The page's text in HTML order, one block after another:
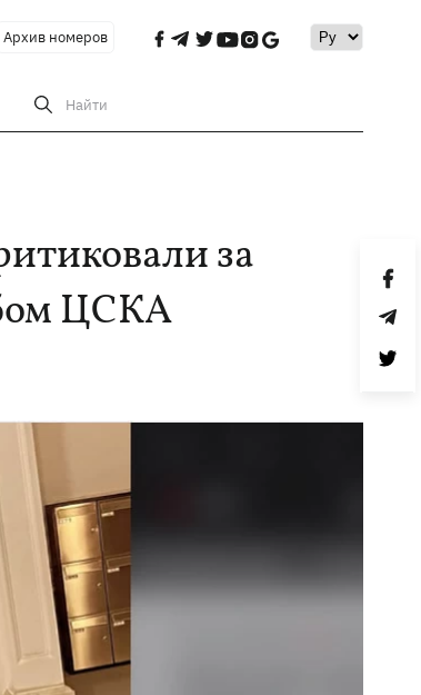
Архив номеров
Найти
за
ЦСКА